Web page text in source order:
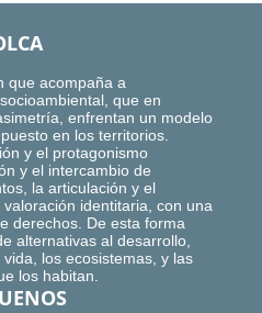
que acompaña a
que en
enfrentan un modelo
en los territorios.
y el protagonismo
y el intercambio de
la articulación y el
identitaria, con una
derechos. De esta forma
alternativas al desarrollo,
los ecosistemas, y las
los habitan.